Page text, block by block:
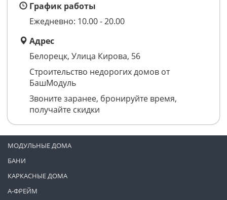
График работы
Ежедневно: 10.00 - 20.00
Адрес
Белорецк, Улица Кирова, 56
Строительство недорогих домов от
БашМодуль
Звоните заранее, бронируйте время,
получайте скидки
МОДУЛЬНЫЕ ДОМА
БАНИ
КАРКАСНЫЕ ДОМА
А-ФРЕЙМ